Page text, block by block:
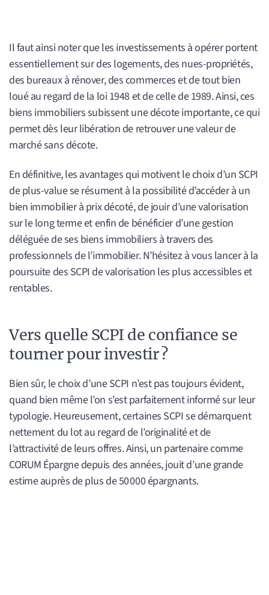
Il faut ainsi noter que les investissements à opérer portent
essentiellement sur des logements, des nues-propriétés,
des bureaux à rénover, des commerces et de tout bien
loué au regard de la loi 1948 et de celle de 1989. Ainsi, ces
biens immobiliers subissent une décote importante, ce qui
permet dès leur libération de retrouver une valeur de
marché sans décote.
En définitive, les avantages qui motivent le choix d’un SCPI
de plus-value se résument à la possibilité d’accéder à un
bien immobilier à prix décoté, de jouir d’une valorisation
sur le long terme et enfin de bénéficier d’une gestion
déléguée de ses biens immobiliers à travers des
professionnels de l’immobilier. N’hésitez à vous lancer à la
poursuite des SCPI de valorisation les plus accessibles et
rentables.
Vers quelle SCPI de confiance se
tourner pour investir ?
Bien sûr, le choix d’une SCPI n’est pas toujours évident,
quand bien même l’on s’est parfaitement informé sur leur
typologie. Heureusement, certaines SCPI se démarquent
nettement du lot au regard de l’originalité et de
l’attractivité de leurs offres. Ainsi, un partenaire comme
CORUM Épargne depuis des années, jouit d’une grande
estime auprès de plus de 50 000 épargnants.